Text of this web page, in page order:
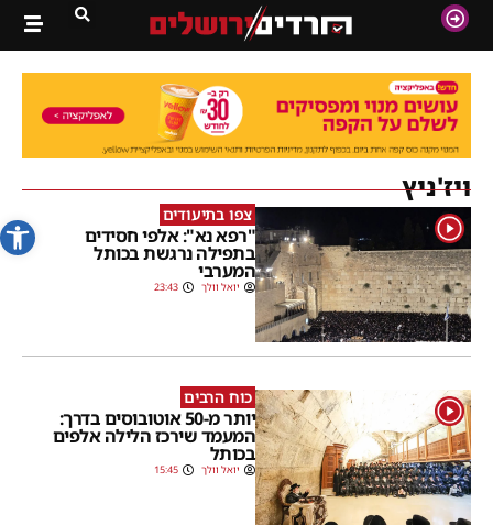
פתח
ויז'ניץ
1 צפו בתיעודים
"רפא נא": אלפי חסידים
בתפילה נרגשת בכותל
המערבי
יואל וולך 23:43
1 כוח הרבים
יותר מ-50 אוטובוסים בדרך:
המעמד שירכז הלילה אלפים
בכותל
יואל וולך 15:45